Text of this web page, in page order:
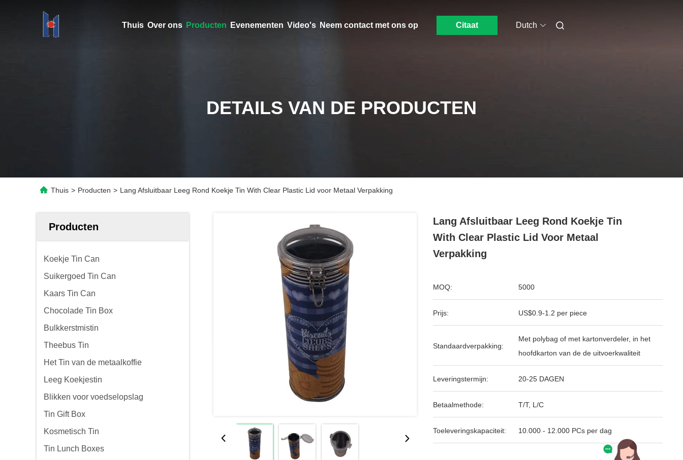
Thuis Over ons Producten Evenementen Video's Neem contact met ons op Citaat Dutch
DETAILS VAN DE PRODUCTEN
Thuis > Producten > Lang Afsluitbaar Leeg Rond Koekje Tin With Clear Plastic Lid voor Metaal Verpakking
Producten
Koekje Tin Can
Suikergoed Tin Can
Kaars Tin Can
Chocolade Tin Box
Bulkkerstmistin
Theebus Tin
Het Tin van de metaalkoffie
Leeg Koekjestin
Blikken voor voedselopslag
Tin Gift Box
Kosmetisch Tin
Tin Lunch Boxes
Lang Afsluitbaar Leeg Rond Koekje Tin
With Clear Plastic Lid Voor Metaal
Verpakking
MOQ: 5000
Prijs: US$0.9-1.2 per piece
Standaardverpakking:
Met polybag of met kartonverdeler, in het
hoofdkarton van de de uitvoerkwaliteit
Leveringstermijn: 20-25 DAGEN
Betaalmethode: T/T, L/C
Toeleveringskapaciteit: 10.000 - 12.000 PCs per dag